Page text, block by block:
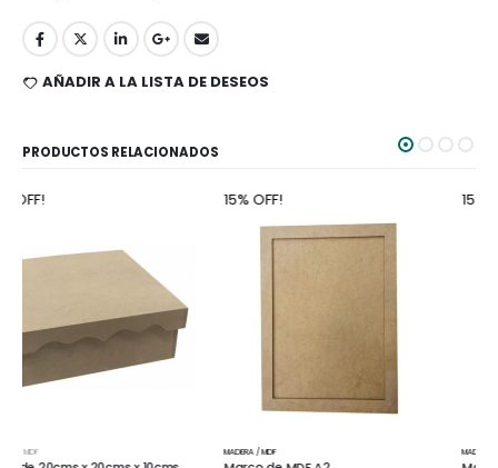
AÑADIR A LA LISTA DE DESEOS
PRODUCTOS RELACIONADOS
15% OFF!
MADERA / MDF
15% OFF!
MADERA / MDF